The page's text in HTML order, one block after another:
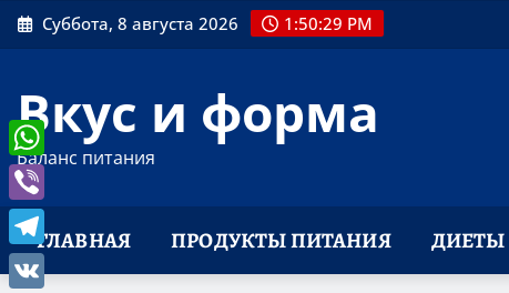
Перейти
к
Суббота, 8 августа 2026 1:50:30 PM
Вкус и форма
Баланс питания
ГЛАВНАЯ ПРОДУКТЫ ПИТАНИЯ ДИЕТЫ
WhatsApp
Viber
Telegram